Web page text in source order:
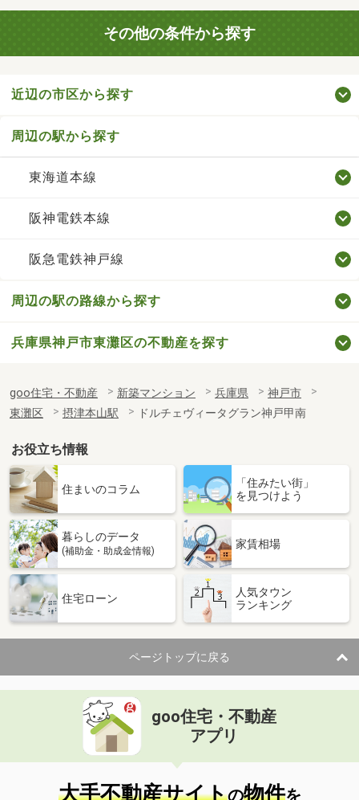
その他の条件から探す
近辺の市区から探す
周辺の駅から探す
東海道本線
阪神電鉄本線
阪急電鉄神戸線
周辺の駅の路線から探す
兵庫県神戸市東灘区の不動産を探す
goo住宅・不動産 新築マンション 兵庫県
神戸市
東灘区
摂津本山駅 ドルチェヴィータグラン神戸甲南
お役立ち情報
住まいのコラム
「住みたい街」
を見つけよう
暮らしのデータ
(補助金・助成金情報)
家賃相場
住宅ローン
人気タウン
ランキング
ページトップに戻る
goo住宅・不動産
アプリ
大手不動産サイトの物件を